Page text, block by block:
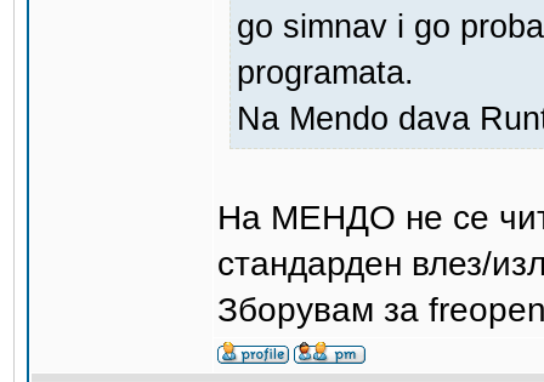
go simnav i go
programata.
Na Mendo dava
На МЕНДО не се
стандарден влез/
Зборувам за